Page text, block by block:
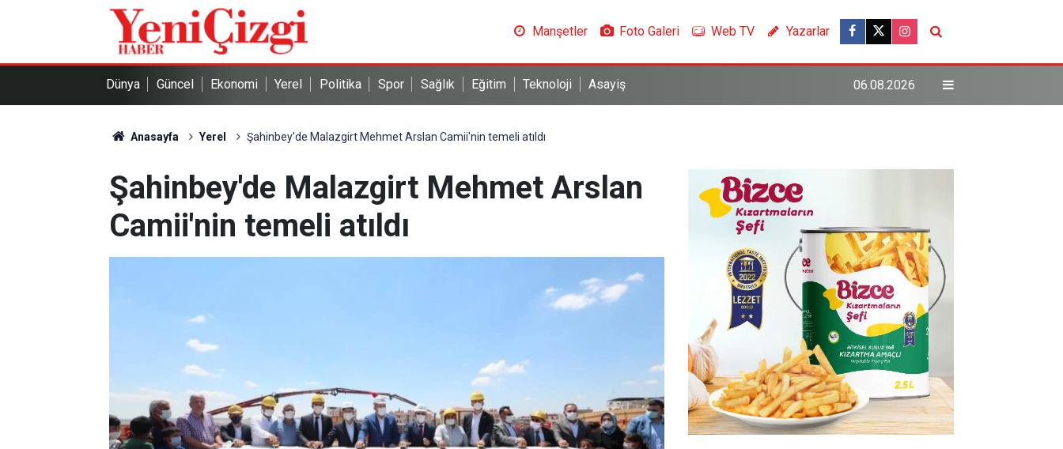
Manşetler Foto Galeri Web TV Yazarlar
Dünya Güncel Ekonomi Yerel Politika Spor Sağlık Eğitim Teknoloji Asayiş 06.08.2026
Anasayfa Yerel Şahinbey'de Malazgirt Mehmet Arslan Camii'nin temeli atıldı
Şahinbey'de Malazgirt Mehmet Arslan
Camii'nin temeli atıldı